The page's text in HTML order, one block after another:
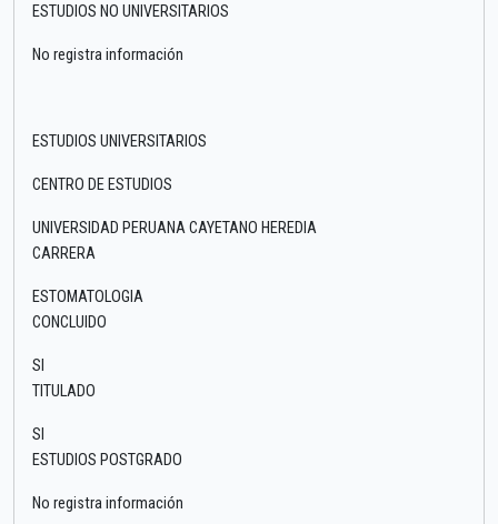
ESTUDIOS NO UNIVERSITARIOS
No registra información
ESTUDIOS UNIVERSITARIOS
CENTRO DE ESTUDIOS
UNIVERSIDAD PERUANA CAYETANO HEREDIA
CARRERA
ESTOMATOLOGIA
CONCLUIDO
SI
TITULADO
SI
ESTUDIOS POSTGRADO
No registra información